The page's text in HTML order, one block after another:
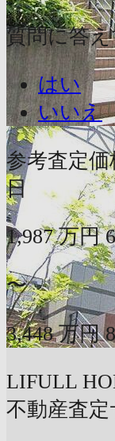
質問に答
はい
いいえ
参考査定価
日
1,987 万円
〜
3,448 万円
LIFULL
不動産査